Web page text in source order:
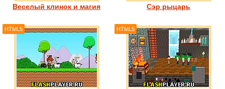
Веселый клинок и магия Сэр рыцарь
HTML5 HTML5